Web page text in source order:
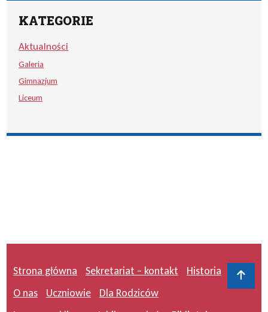
KATEGORIE
Aktualności
Galeria
Gimnazjum
Liceum
Strona główna Sekretariat – kontakt
Historia
O nas
Uczniowie
Dla Rodziców
Do